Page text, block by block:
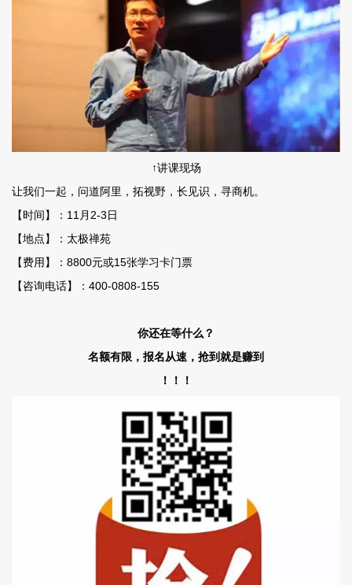
↑讲课现场
让我们一起，问道阿里，拓视野，长见识，寻商机。
【时间】：11月2-3日
【地点】：太极禅苑
【费用】：8800元或15张学习卡门票
【咨询电话】：400-0808-155
你还在等什么？
名额有限，报名从速，抢到就是赚到
！！！